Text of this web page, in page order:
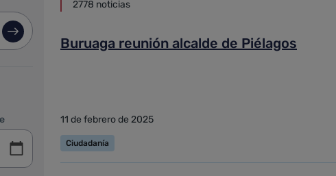
Búsqueda avanzada
y ordenar
2778 noticias
Buruaga reunión alcalde de Piélagos
11 de febrero de 2025
Ciudadanía